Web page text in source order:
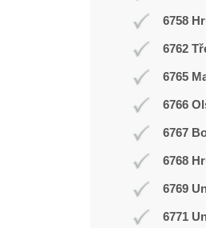
6758
6762
6765
6766
6767
6768
6769
6771